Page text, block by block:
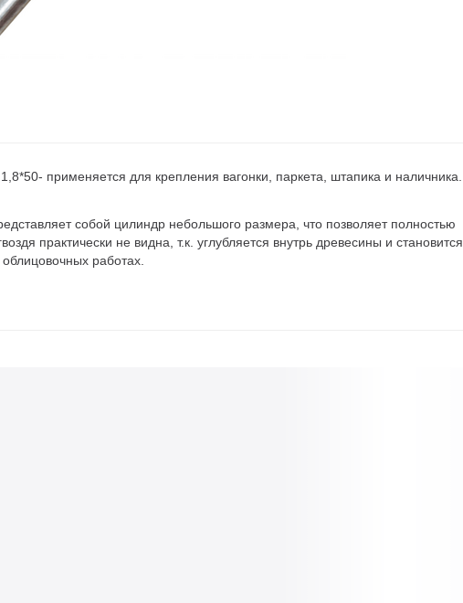
применяется для крепления вагонки, паркета, штапика и наличника.
собой цилиндр небольшого размера, что позволяет полностью
практически не видна, т.к. углубляется внутрь древесины и становится
работах.